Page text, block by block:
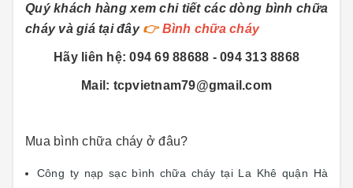
Quý khách hàng xem chi tiết các dòng bình chữa
cháy và giá tại đây 👉Bình chữa cháy
Hãy liên hệ: 094 69 88688 - 094 313 8868
Mail: tcpvietnam79@gmail.com
Mua bình chữa cháy ở đâu?
Công ty nạp sạc bình chữa cháy tại La Khê quận Hà